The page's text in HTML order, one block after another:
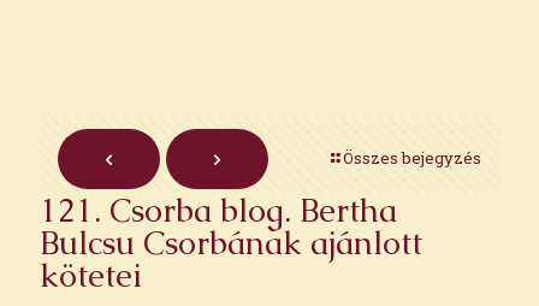
Összes bejegyzés
121. Csorba blog. Bertha
Bulcsu Csorbának ajánlott
kötetei